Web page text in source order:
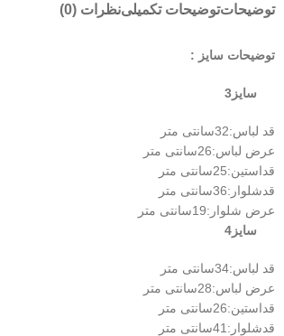
توضیحاتتوضیحات تکمیلینظرات (0)
توضیحات سایز :
سایز3
قد لباس:32سانتی متر
عرض لباس:26سانتی متر
قداستین:25سانتی متر
قدشلوار:36سانتی متر
عرض شلوار:19سانتی متر
سایز4
قد لباس:34سانتی متر
عرض لباس:28سانتی متر
قداستین:26سانتی متر
قدشلوار:41سانتی متر